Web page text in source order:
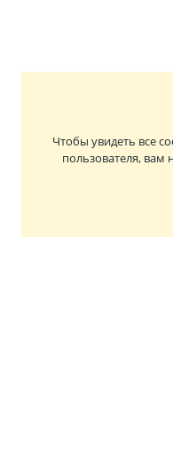
Чтобы увидеть все
пользователя, вам